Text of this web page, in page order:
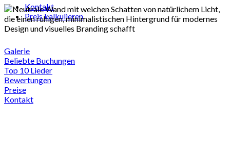
Kontakt
Preis kalkulieren
Galerie
Beliebte Buchungen
Top 10 Lieder
Bewertungen
Preise
Kontakt